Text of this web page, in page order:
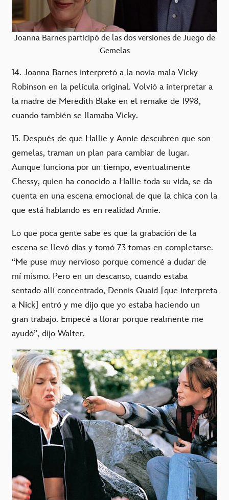
Joanna Barnes participó de las dos versiones de Juego de
Gemelas
14. Joanna Barnes interpretó a la novia mala Vicky
Robinson en la película original. Volvió a interpretar a
la madre de Meredith Blake en el remake de 1998,
cuando también se llamaba Vicky.
15. Después de que Hallie y Annie descubren que son
gemelas, traman un plan para cambiar de lugar.
Aunque funciona por un tiempo, eventualmente
Chessy, quien ha conocido a Hallie toda su vida, se da
cuenta en una escena emocional de que la chica con la
que está hablando es en realidad Annie.
Lo que poca gente sabe es que la grabación de la
escena se llevó días y tomó 73 tomas en completarse.
“Me puse muy nervioso porque comencé a dudar de
mí mismo. Pero en un descanso, cuando estaba
sentado allí concentrado, Dennis Quaid [que interpreta
a Nick] entró y me dijo que yo estaba haciendo un
gran trabajo. Empecé a llorar porque realmente me
ayudó”, dijo Walter.